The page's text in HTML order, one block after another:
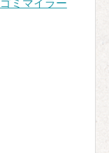
ミマイラー